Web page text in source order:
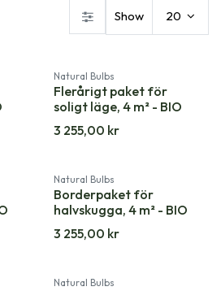
Show 20
Natural Bulbs
Flerårigt paket för
soligt läge, 4 m² - BIO
3 255,00 kr
Natural Bulbs
Borderpaket för
halvskugga, 4 m² - BIO
3 255,00 kr
Natural Bulbs